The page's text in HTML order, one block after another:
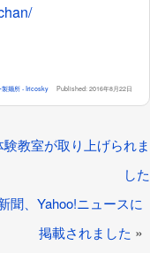
製麺所 - Iricosky Published:2016年8月22日
教室が取り上げられま
した
聞、Yahoo!ニュースに
掲載されました »